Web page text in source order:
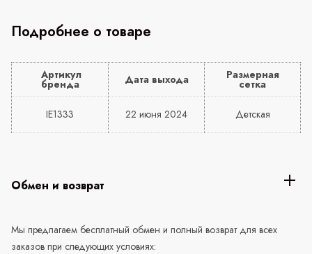
Подробнее о товаре
Артикул
бренда Дата выхода Размерная
сетка
IE1333 22 июня 2024 Детская
Обмен и возврат
Мы предлагаем бесплатный обмен и полный возврат для всех
заказов при следующих условиях: